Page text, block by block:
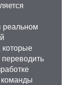
реальном
которые
команды